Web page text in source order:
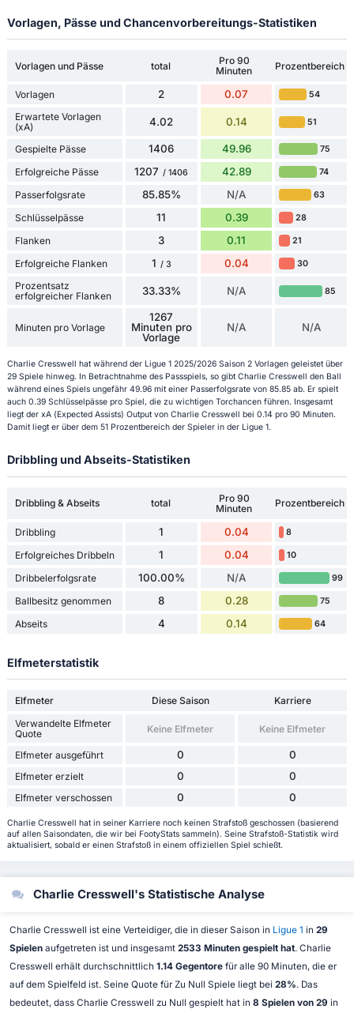
Vorlagen, Pässe und Chancenvorbereitungs-Statistiken
Vorlagen und Pässe total
Pro 90
Minuten
Prozentbereich
Vorlagen 2 0.07 54
Erwartete Vorlagen
(xA)
4.02 0.14 51
Gespielte Pässe 1406 49.96 75
Erfolgreiche Pässe 1207 / 1406 42.89 74
Passerfolgsrate 85.85% N/A 63
Schlüsselpässe 11 0.39 28
Flanken 3 0.11 21
Erfolgreiche Flanken 1 / 3 0.04 30
Prozentsatz
erfolgreicher Flanken
33.33% N/A 85
Minuten pro Vorlage
1267
Minuten pro
Vorlage
N/A N/A
Charlie Cresswell hat während der Ligue 1 2025/2026 Saison 2 Vorlagen geleistet über
29 Spiele hinweg. In Betrachtnahme des Passspiels, so gibt Charlie Cresswell den Ball
während eines Spiels ungefähr 49.96 mit einer Passerfolgsrate von 85.85 ab. Er spielt
auch 0.39 Schlüsselpässe pro Spiel, die zu wichtigen Torchancen führen. Insgesamt
liegt der xA (Expected Assists) Output von Charlie Cresswell bei 0.14 pro 90 Minuten.
Damit liegt er über dem 51 Prozentbereich der Spieler in der Ligue 1.
Dribbling und Abseits-Statistiken
Dribbling & Abseits total
Pro 90
Minuten
Prozentbereich
Dribbling 1 0.04 8
Erfolgreiches Dribbeln 1 0.04 10
Dribbelerfolgsrate 100.00% N/A 99
Ballbesitz genommen 8 0.28 75
Abseits 4 0.14 64
Elfmeterstatistik
Elfmeter Diese Saison
Karriere
Verwandelte Elfmeter
Quote
Keine Elfmeter Keine Elfmeter
Elfmeter ausgeführt 0 0
Elfmeter erzielt 0 0
Elfmeter verschossen 0 0
Charlie Cresswell hat in seiner Karriere noch keinen Strafstoß geschossen (basierend
auf allen Saisondaten, die wir bei FootyStats sammeln). Seine Strafstoß-Statistik wird
aktualisiert, sobald er einen Strafstoß in einem offiziellen Spiel schießt.
Charlie Cresswell's Statistische Analyse
Charlie Cresswell ist eine Verteidiger, die in dieser Saison in Ligue 1 in 29
Spielenaufgetreten ist und insgesamt 2533 Minuten gespielt hat. Charlie
Cresswell erhält durchschnittlich 1.14 Gegentorefür alle 90 Minuten, die er
auf dem Spielfeld ist. Seine Quote für Zu Null Spiele liegt bei 28%. Das
bedeutet, dass Charlie Cresswell zu Null gespielt hat in 8 Spielen von 29 in